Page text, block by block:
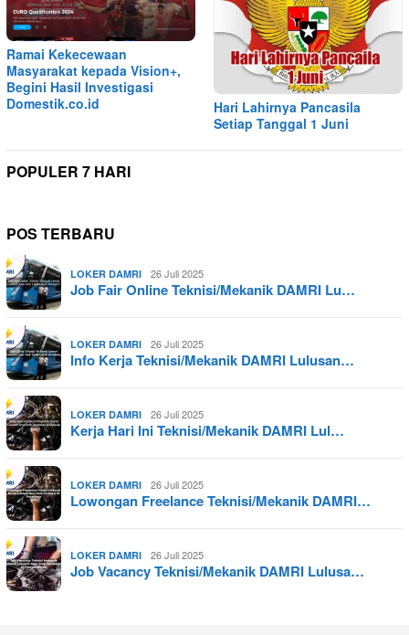
Ramai Kekecewaan
Masyarakat kepada Vision+,
Begini Hasil Investigasi
Domestik.co.id
Hari Lahirnya Pancasila
Setiap Tanggal 1 Juni
POPULER 7 HARI
POS TERBARU
LOKER DAMRI 26 Juli 2025
Job Fair Online Teknisi/Mekanik DAMRI Lu…
LOKER DAMRI 26 Juli 2025
Info Kerja Teknisi/Mekanik DAMRI Lulusan…
LOKER DAMRI 26 Juli 2025
Kerja Hari Ini Teknisi/Mekanik DAMRI Lul…
LOKER DAMRI 26 Juli 2025
Lowongan Freelance Teknisi/Mekanik DAMRI…
LOKER DAMRI 26 Juli 2025
Job Vacancy Teknisi/Mekanik DAMRI Lulusa…